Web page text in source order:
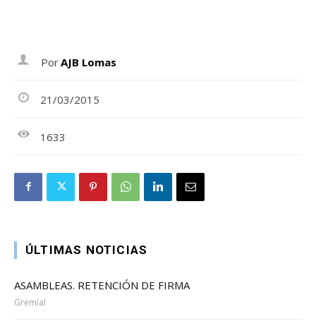
PorAJB Lomas
21/03/2015
1633
ÚLTIMAS NOTICIAS
ASAMBLEAS. RETENCIÓN DE FIRMA
Gremial